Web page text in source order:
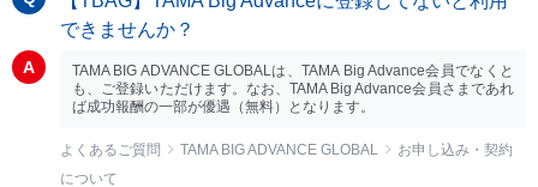
できませんか？
TAMA BIG ADVANCE GLOBALは、TAMA Big Advance会員でなくと
も、ご登録いただけます。なお、TAMA Big Advance会員さまであれ
ば成功報酬の一部が優遇（無料）となります。
よくあるご質問 TAMA BIG ADVANCE GLOBAL
お申し込み・契約
について